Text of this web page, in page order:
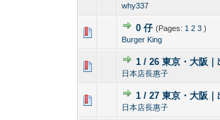
why337
0 仔 (Pages: 1 2 3 )
Burger King
1 / 26 東京・大阪
日本店長惠子
1 / 27 東京・大阪
日本店長惠子